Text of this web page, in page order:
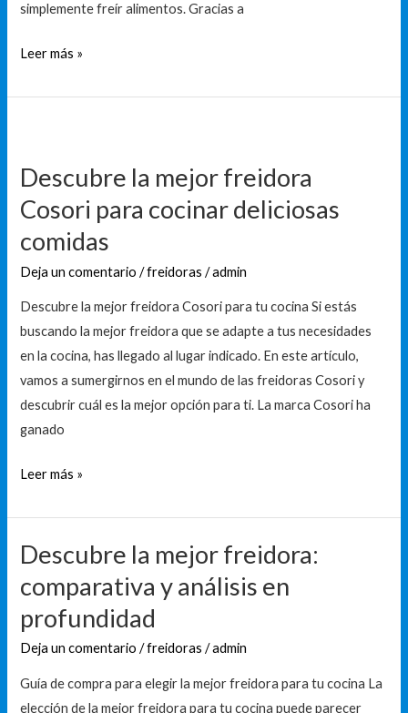
simplemente freír alimentos. Gracias a
platos
Leer más »
Descubre la mejor freidora
Cosori para cocinar deliciosas
comidas
Deja un comentario /freidoras /admin
Descubre la mejor freidora Cosori para tu cocina Si estás
buscando la mejor freidora que se adapte a tus necesidades
en la cocina, has llegado al lugar indicado. En este artículo,
vamos a sumergirnos en el mundo de las freidoras Cosori y
descubrir cuál es la mejor opción para ti. La marca Cosori ha
ganado
mejor
freidora
para
cocinar
deliciosas
comidas
Leer más »
Descubre la mejor freidora:
comparativa y análisis en
profundidad
Deja un comentario /freidoras /admin
Guía de compra para elegir la mejor freidora para tu cocina La
elección de la mejor freidora para tu cocina puede parecer
Descubre
mejor
freidora:
comparativa